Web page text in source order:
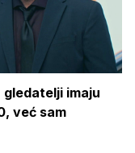
imaju
već sam